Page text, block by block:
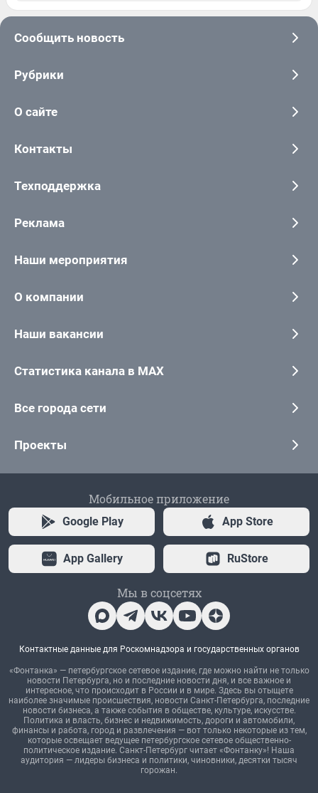
Сообщить новость
Рубрики
О сайте
Контакты
Техподдержка
Реклама
Наши мероприятия
О компании
Наши вакансии
Статистика канала в MAX
Все города сети
Проекты
Мобильное приложение
Google Play App Store
App Gallery RuStore
Мы в соцсетях
Контактные данные для Роскомнадзора и государственных органов
«Фонтанка» — петербургское сетевое издание, где можно найти не только
новости Петербурга, но и последние новости дня, и все важное и
интересное, что происходит в России и в мире. Здесь вы отыщете
наиболее значимые происшествия, новости Санкт-Петербурга, последние
новости бизнеса, а также события в обществе, культуре, искусстве.
Политика и власть, бизнес и недвижимость, дороги и автомобили,
финансы и работа, город и развлечения — вот только некоторые из тем,
которые освещает ведущее петербургское сетевое общественно-
политическое издание. Санкт-Петербург читает «Фонтанку»! Наша
аудитория — лидеры бизнеса и политики, чиновники, десятки тысяч
горожан.